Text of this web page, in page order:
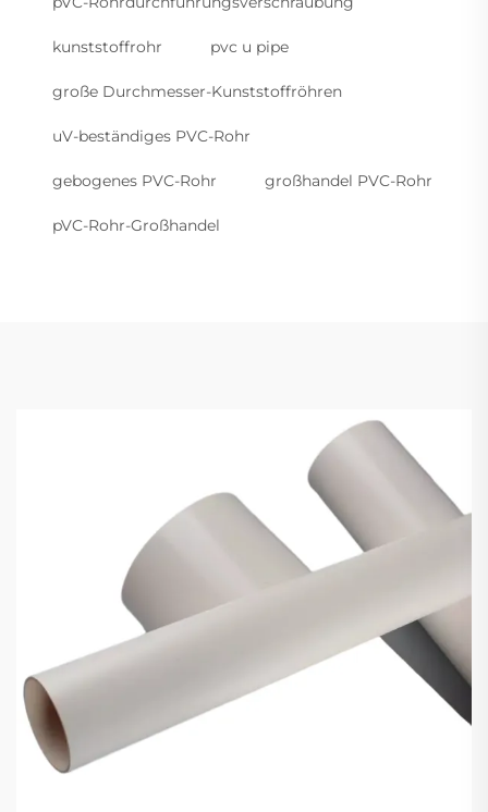
kunststoffrohr pvc u pipe
große Durchmesser-Kunststoffröhren
uV-beständiges PVC-Rohr
gebogenes PVC-Rohr großhandel PVC-Rohr
pVC-Rohr-Großhandel